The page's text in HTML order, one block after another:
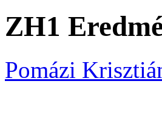
ZH1
Pomázi